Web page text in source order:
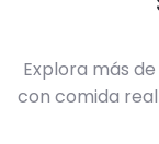
Explora más
con comida